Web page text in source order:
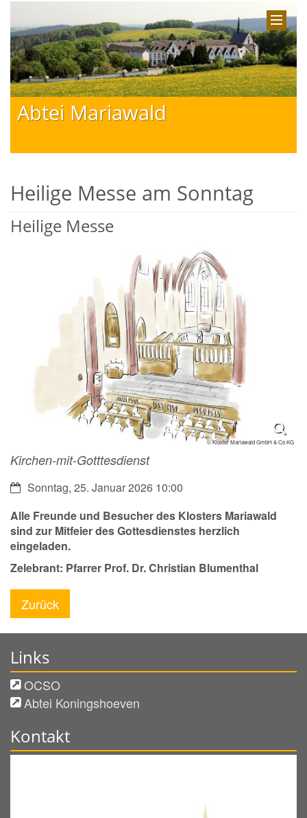
Abtei Mariawald
Heilige Messe am Sonntag
Heilige Messe
© Kloster Mariawald GmbH & Co KG
Kirchen-mit-Gotttesdienst
Datum:Sonntag, 25. Januar 2026 10:00
Alle Freunde und Besucher des Klosters Mariawald
sind zur Mitfeier des Gottesdienstes herzlich
eingeladen.
Zelebrant: Pfarrer Prof. Dr. Christian Blumenthal
Zurück
Links
OCSO
Abtei Koningshoeven
Kontakt